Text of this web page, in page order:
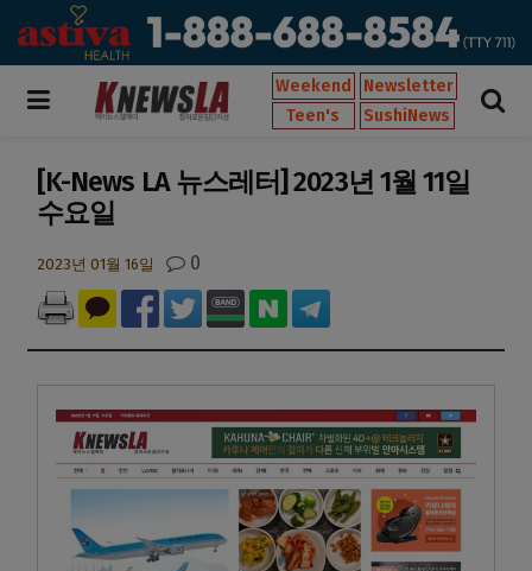
Weekend
Newsletter
Teen's
SushiNews
[K-News LA 뉴스레터] 2023년 1월 11일
수요일
2023년 01월 16일 0